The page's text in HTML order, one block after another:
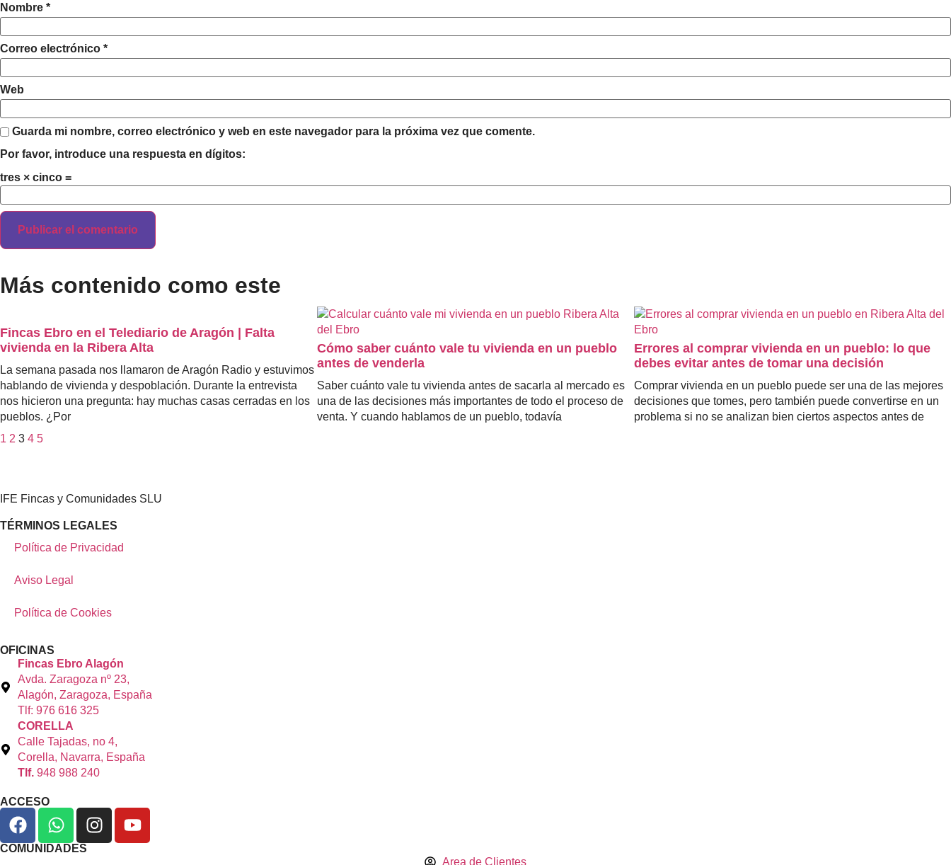
Nombre *
Correo electrónico *
Web
Guarda mi nombre, correo electrónico y web en este navegador para la próxima vez que comente.
Por favor, introduce una respuesta en dígitos:
tres × cinco =
Más contenido como este
Fincas Ebro en el Telediario de Aragón | Falta
vivienda en la Ribera Alta
La semana pasada nos llamaron de Aragón Radio y estuvimos
hablando de vivienda y despoblación. Durante la entrevista
nos hicieron una pregunta: hay muchas casas cerradas en los
pueblos. ¿Por
Cómo saber cuánto vale tu vivienda en un pueblo
antes de venderla
Saber cuánto vale tu vivienda antes de sacarla al mercado es
una de las decisiones más importantes de todo el proceso de
venta. Y cuando hablamos de un pueblo, todavía
Errores al comprar vivienda en un pueblo: lo que
debes evitar antes de tomar una decisión
Comprar vivienda en un pueblo puede ser una de las mejores
decisiones que tomes, pero también puede convertirse en un
problema si no se analizan bien ciertos aspectos antes de
1 2 3 4 5
IFE Fincas y Comunidades SLU
TÉRMINOS LEGALES
Política de Privacidad
Aviso Legal
Política de Cookies
OFICINAS
Fincas Ebro Alagón
Avda. Zaragoza nº 23,
Alagón, Zaragoza, España
Tlf: 976 616 325
CORELLA
Calle Tajadas, no 4,
Corella, Navarra, España
Tlf. 948 988 240
ACCESO
COMUNIDADES
Area de Clientes